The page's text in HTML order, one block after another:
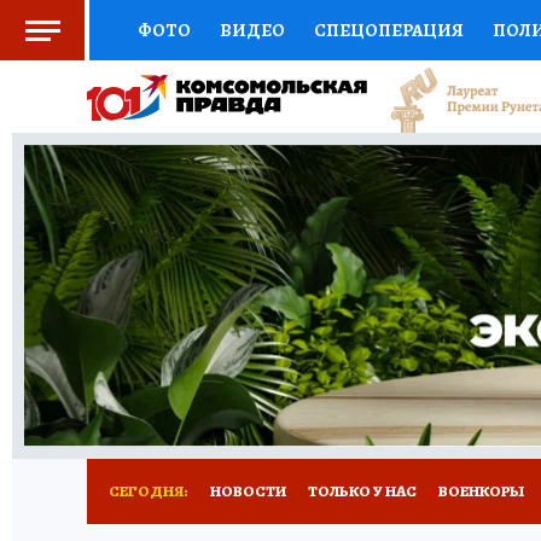
ФОТО ВИДЕО СПЕЦОПЕРАЦИЯ
СОЦПОДДЕРЖКА НАУКА СПОРТ
ВЫБОР ЭКСПЕРТОВ ДОКТОР
КНИЖНАЯ ПОЛКА ПРОГНОЗЫ НА СПОРТ
ПРЕСС-ЦЕНТР НЕДВИЖИМОСТЬ
РАДИО КП РЕКЛАМА ТЕСТЫ НОВОЕ
СЕГОДНЯ: НОВОСТИ ТОЛЬКО У НАС ВОЕНКОРЫ